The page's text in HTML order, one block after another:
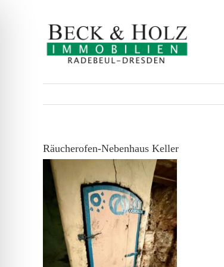
Räucherofen-Nebenhaus Keller